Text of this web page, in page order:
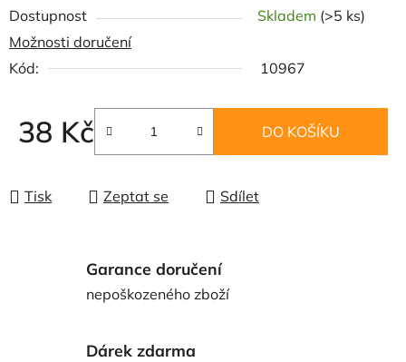
Dostupnost Skladem (>5 ks)
Možnosti doručení
Kód:
10967
38 Kč
Měrná cena:
DO KOŠÍKU
Tisk Zeptat se Sdílet
Garance doručení
nepoškozeného zboží
Dárek zdarma